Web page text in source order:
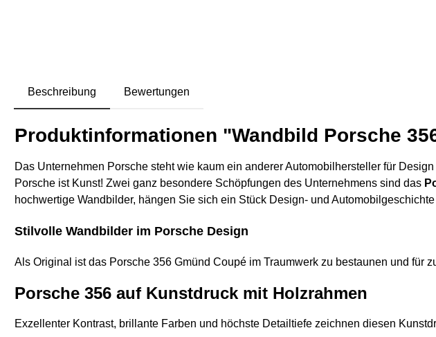
Beschreibung Bewertungen
Produktinformationen "Wandbild Porsche
Das Unternehmen Porsche steht wie kaum ein anderer Automobilhersteller für
Porsche ist Kunst! Zwei ganz besondere Schöpfungen des Unternehmens sind das
hochwertige Wandbilder, hängen Sie sich ein Stück Design- und
Stilvolle Wandbilder im Porsche Design
Als Original ist das Porsche 356 Gmünd Coupé im Traumwerk zu bestaunen und für
Porsche 356 auf Kunstdruck mit Holzrahmen
Exzellenter Kontrast, brillante Farben und höchste Detailtiefe zeichnen diesen